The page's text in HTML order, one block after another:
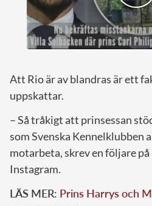
Att Rio är av blandras är ett
uppskattar.
– Så tråkigt att prinsessan
som Svenska Kennelklubben
motarbeta, skrev en följare
Instagram.
LÄS MER: Prins Harrys och